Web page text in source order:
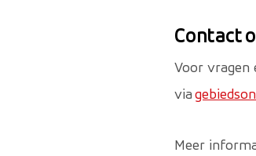
Contact
Voor
via
Meer